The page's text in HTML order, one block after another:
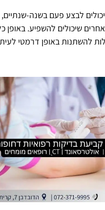
לבצע פעם בשנה-שנתיים,
שיכולים להשפיע. באופן
להשתנות באופן דרמטי